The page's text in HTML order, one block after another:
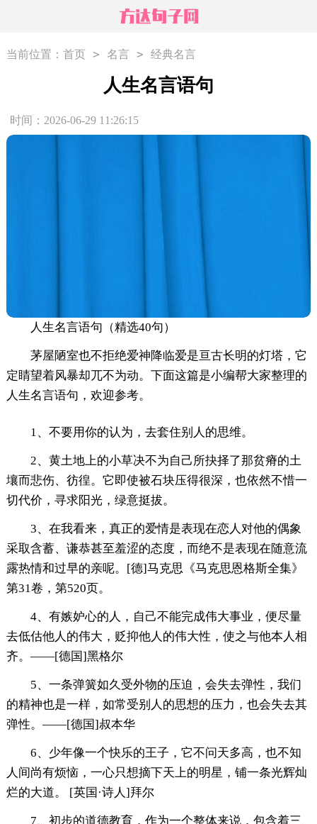
当前位置： 首页 > 名言 > 经典名言
人生名言语句
时间：2026-06-29 11:26:15
人生名言语句（精选40句）
茅屋陋室也不拒绝爱神降临爱是亘古长明的灯塔，它
定睛望着风暴却兀不为动。下面这篇是小编帮大家整理的
人生名言语句，欢迎参考。
1、不要用你的认为，去套住别人的思维。
2、黄土地上的小草决不为自己所抉择了那贫瘠的土
壤而悲伤、彷徨。它即使被石块压得很深，也依然不惜一
切代价，寻求阳光，绿意挺拔。
3、在我看来，真正的爱情是表现在恋人对他的偶象
采取含蓄、谦恭甚至羞涩的态度，而绝不是表现在随意流
露热情和过早的亲呢。[德]马克思《马克思恩格斯全集》
第31卷，第520页。
4、有嫉妒心的人，自己不能完成伟大事业，便尽量
去低估他人的伟大，贬抑他人的伟大性，使之与他本人相
齐。——[德国]黑格尔
5、一条弹簧如久受外物的压迫，会失去弹性，我们
的精神也是一样，如常受别人的思想的压力，也会失去其
弹性。——[德国]叔本华
6、少年像一个快乐的王子，它不问天多高，也不知
人间尚有烦恼，一心只想摘下天上的明星，铺一条光辉灿
烂的大道。 [英国·诗人]拜尔
7、初步的道德教育，作为一个整体来说，包含着三